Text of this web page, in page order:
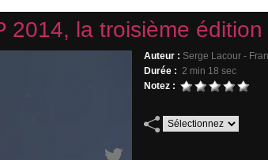
2014, la troisième édition
Auteur : Serge Lacour -
Durée : 2 min 18 sec
Notez :